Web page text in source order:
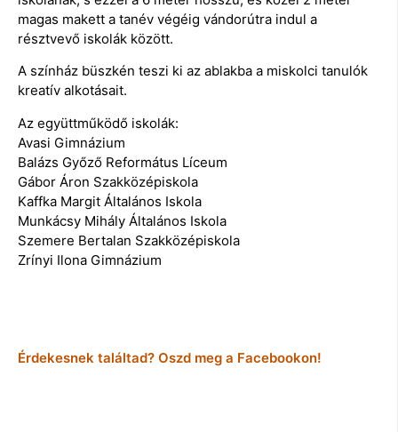
magas makett a tanév végéig vándorútra indul a
résztvevő iskolák között.
A színház büszkén teszi ki az ablakba a miskolci tanulók
kreatív alkotásait.
Az együttműködő iskolák:
Avasi Gimnázium
Balázs Győző Református Líceum
Gábor Áron Szakközépiskola
Kaffka Margit Általános Iskola
Munkácsy Mihály Általános Iskola
Szemere Bertalan Szakközépiskola
Zrínyi Ilona Gimnázium
Érdekesnek találtad? Oszd meg a Facebookon!